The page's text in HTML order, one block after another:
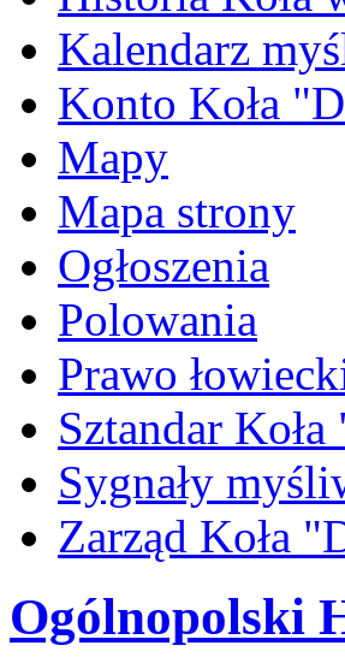
Kalendarz
Konto Koła
Mapy
Mapa strony
Ogłoszenia
Polowania
Prawo
Sztandar
Sygnały
Zarząd Koła
Ogólnopolski